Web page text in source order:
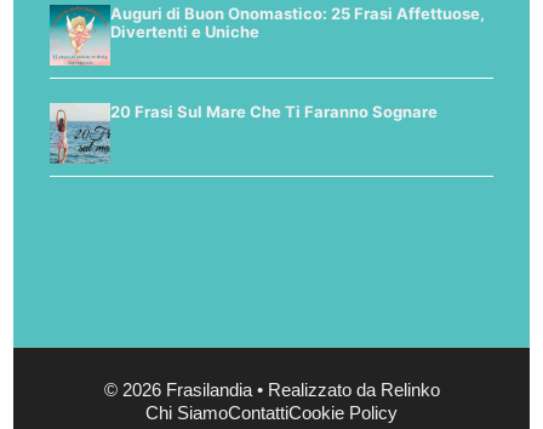
Auguri di Buon Onomastico: 25 Frasi Affettuose,
Divertenti e Uniche
20 Frasi Sul Mare Che Ti Faranno Sognare
© 2026 Frasilandia • Realizzato da Relinko
Chi SiamoContattiCookie Policy